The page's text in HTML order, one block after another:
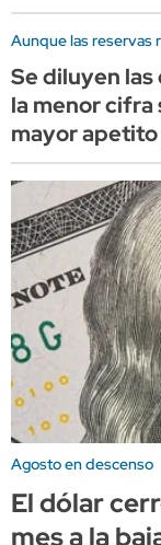
Aunque las reservas
Se diluyen
la menor cifra
mayor
Agosto en descenso
El dólar
mes a la